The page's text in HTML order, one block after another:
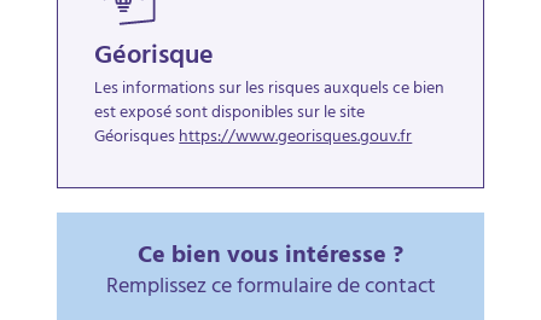
Géorisque
Les informations sur les risques auxquels ce bien
est exposé sont disponibles sur le site
Géorisqueshttps://www.georisques.gouv.fr
Ce bien vous intéresse ?
Remplissez ce formulaire de contact